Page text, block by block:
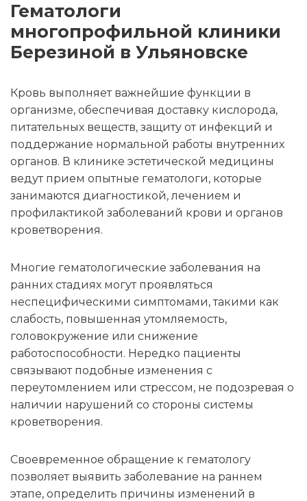
Гематологи
многопрофильной клиники
Березиной в Ульяновске
Кровь выполняет важнейшие функции в
организме, обеспечивая доставку кислорода,
питательных веществ, защиту от инфекций и
поддержание нормальной работы внутренних
органов. В клинике эстетической медицины
ведут прием опытные гематологи, которые
занимаются диагностикой, лечением и
профилактикой заболеваний крови и органов
кроветворения.
Многие гематологические заболевания на
ранних стадиях могут проявляться
неспецифическими симптомами, такими как
слабость, повышенная утомляемость,
головокружение или снижение
работоспособности. Нередко пациенты
связывают подобные изменения с
переутомлением или стрессом, не подозревая о
наличии нарушений со стороны системы
кроветворения.
Своевременное обращение к гематологу
позволяет выявить заболевание на раннем
этапе, определить причины изменений в